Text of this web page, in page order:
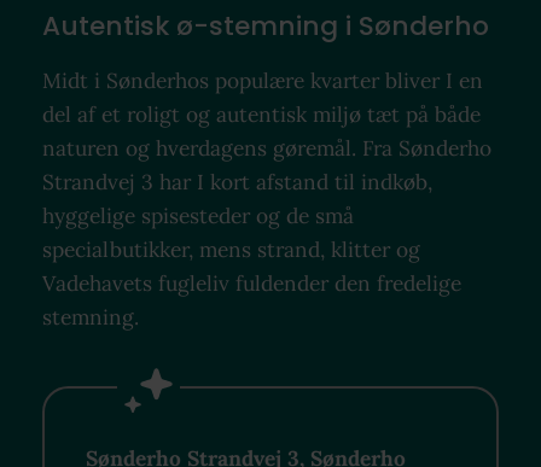
Autentisk ø-stemning i Sønderho
Midt i Sønderhos populære kvarter bliver I en
del af et roligt og autentisk miljø tæt på både
naturen og hverdagens gøremål. Fra Sønderho
Strandvej 3 har I kort afstand til indkøb,
hyggelige spisesteder og de små
specialbutikker, mens strand, klitter og
Vadehavets fugleliv fuldender den fredelige
stemning.
Sønderho Strandvej 3, Sønderho